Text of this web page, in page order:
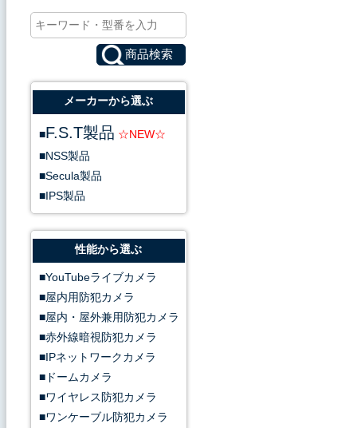
メーカーから選ぶ
F.S.T製品
NSS製品
Secula製品
IPS製品
性能から選ぶ
YouTubeライブカメラ
屋内用防犯カメラ
屋内・屋外兼用防犯カメラ
赤外線暗視防犯カメラ
IPネットワークカメラ
ドームカメラ
ワイヤレス防犯カメラ
ワンケーブル防犯カメラ